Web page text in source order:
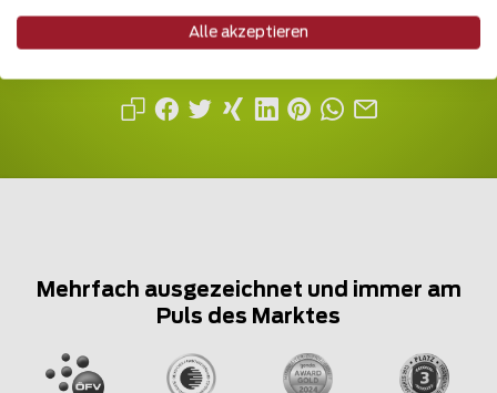
Teilen Sie den Beitrag
Mehrfach ausgezeichnet und immer am
Puls des Marktes
Alle akzeptieren